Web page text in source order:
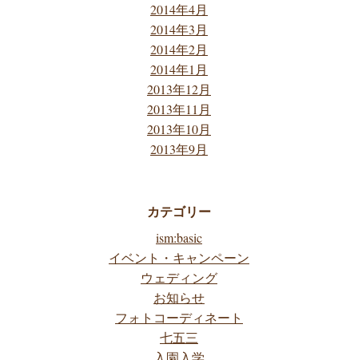
2014年4月
2014年3月
2014年2月
2014年1月
2013年12月
2013年11月
2013年10月
2013年9月
カテゴリー
ism:basic
イベント・キャンペーン
ウェディング
お知らせ
フォトコーディネート
七五三